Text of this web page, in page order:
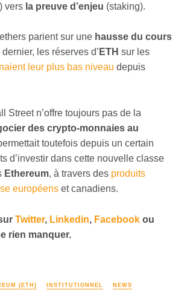
vers la preuve d’enjeu (staking).
parient sur une hausse du cours
les réserves d’ ETH sur les
leur plus bas niveau depuis
Street n’offre toujours pas de la
des crypto-monnaies au
toutefois depuis un certain
d’investir dans cette nouvelle classe
Ethereum, à travers des produits
européens et canadiens.
Twitter, Linkedin, Facebook ou
rien manquer.
(ETH) INSTITUTIONNEL NEWS